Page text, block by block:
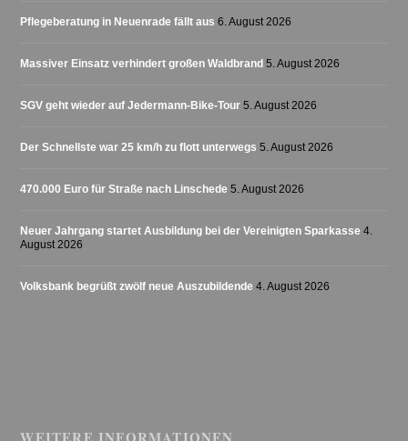
Pflegeberatung in Neuenrade fällt aus 6. August 2026
Massiver Einsatz verhindert großen Waldbrand 5. August 2026
SGV geht wieder auf Jedermann-Bike-Tour 5. August 2026
Der Schnellste war 25 km/h zu flott unterwegs 5. August 2026
470.000 Euro für Straße nach Linschede 5. August 2026
Neuer Jahrgang startet Ausbildung bei der Vereinigten Sparkasse 4.
August 2026
Volksbank begrüßt zwölf neue Auszubildende 4. August 2026